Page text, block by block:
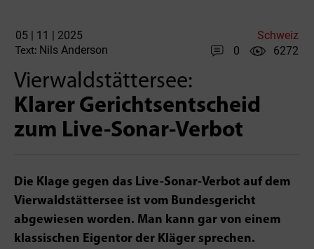
05 | 11 | 2025 Schweiz
Text: Nils Anderson 0 6272
Vierwaldstättersee:
Klarer Gerichtsentscheid
zum Live-Sonar-Verbot
Die Klage gegen das Live-Sonar-Verbot auf dem
Vierwaldstättersee ist vom Bundesgericht
abgewiesen worden. Man kann gar von einem
klassischen Eigentor der Kläger sprechen.